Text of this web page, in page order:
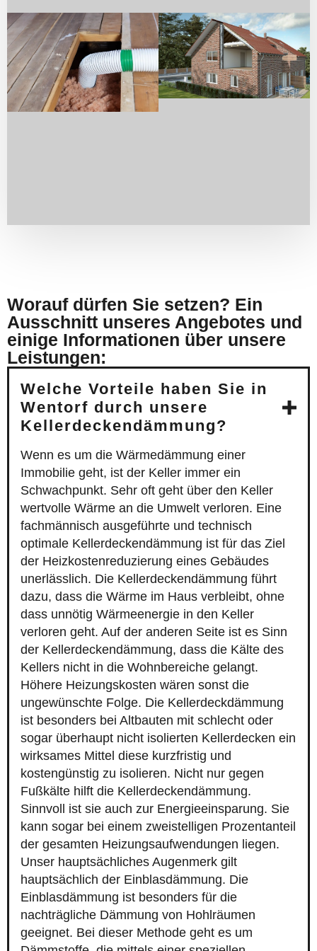
Worauf dürfen Sie setzen? Ein
Ausschnitt unseres Angebotes und
einige Informationen über unsere
Leistungen:
Welche Vorteile haben Sie in
Wentorf durch unsere
Kellerdeckendämmung?
Wenn es um die Wärmedämmung einer
Immobilie geht, ist der Keller immer ein
Schwachpunkt. Sehr oft geht über den Keller
wertvolle Wärme an die Umwelt verloren. Eine
fachmännisch ausgeführte und technisch
optimale Kellerdeckendämmung ist für das Ziel
der Heizkostenreduzierung eines Gebäudes
unerlässlich. Die Kellerdeckendämmung führt
dazu, dass die Wärme im Haus verbleibt, ohne
dass unnötig Wärmeenergie in den Keller
verloren geht. Auf der anderen Seite ist es Sinn
der Kellerdeckendämmung, dass die Kälte des
Kellers nicht in die Wohnbereiche gelangt.
Höhere Heizungskosten wären sonst die
ungewünschte Folge. Die Kellerdeckdämmung
ist besonders bei Altbauten mit schlecht oder
sogar überhaupt nicht isolierten Kellerdecken ein
wirksames Mittel diese kurzfristig und
kostengünstig zu isolieren. Nicht nur gegen
Fußkälte hilft die Kellerdeckendämmung.
Sinnvoll ist sie auch zur Energieeinsparung. Sie
kann sogar bei einem zweistelligen Prozentanteil
der gesamten Heizungsaufwendungen liegen.
Unser hauptsächliches Augenmerk gilt
hauptsächlich der Einblasdämmung. Die
Einblasdämmung ist besonders für die
nachträgliche Dämmung von Hohlräumen
geeignet. Bei dieser Methode geht es um